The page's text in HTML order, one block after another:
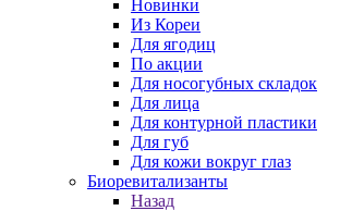
Новинки
Из Кореи
Для ягодиц
По акции
Для носогубных складок
Для лица
Для контурной пластики
Для губ
Для кожи вокруг глаз
Биоревитализанты
Назад